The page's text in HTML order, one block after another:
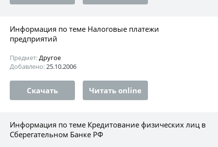
Информация по теме Налоговые платежи
предприятий
Предмет:Другое
Добавлено:25.10.2006
Скачать Читать online
Информация по теме Кредитование физических лиц в
Сберегательном Банке РФ